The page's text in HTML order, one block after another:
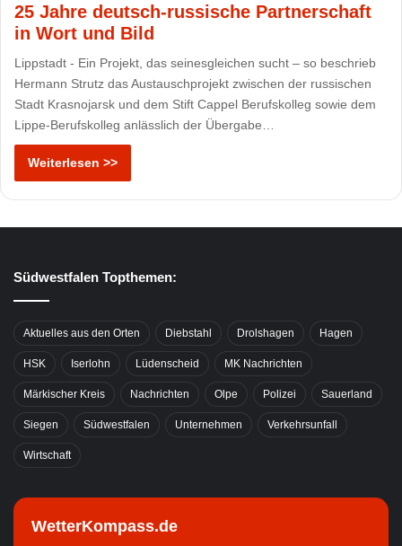
25 Jahre deutsch-russische Partnerschaft
in Wort und Bild
Lippstadt - Ein Projekt, das seinesgleichen sucht – so beschrieb
Hermann Strutz das Austauschprojekt zwischen der russischen
Stadt Krasnojarsk und dem Stift Cappel Berufskolleg sowie dem
Lippe-Berufskolleg anlässlich der Übergabe…
Weiterlesen >>
Südwestfalen Topthemen:
Aktuelles aus den Orten Diebstahl Drolshagen Hagen
HSK Iserlohn Lüdenscheid MK Nachrichten
Märkischer Kreis Nachrichten Olpe Polizei Sauerland
Siegen Südwestfalen Unternehmen Verkehrsunfall
Wirtschaft
WetterKompass.de